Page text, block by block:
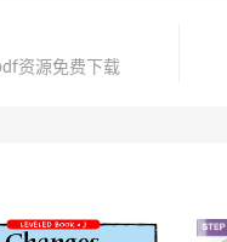
资源免费下载